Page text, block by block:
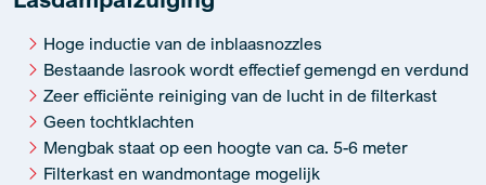
Hoge inductie van de inblaasnozzles
Bestaande lasrook wordt effectief gemengd en verdund
Zeer efficiënte reiniging van de lucht in de filterkast
Geen tochtklachten
Mengbak staat op een hoogte van ca. 5-6 meter
Filterkast en wandmontage mogelijk